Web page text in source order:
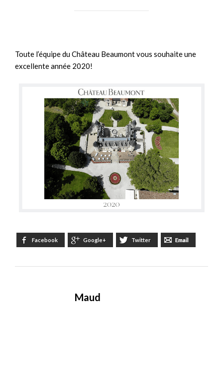
Toute l’équipe du Château Beaumont vous souhaite une
excellente année 2020!
Facebook Google+ Twitter Email
Maud